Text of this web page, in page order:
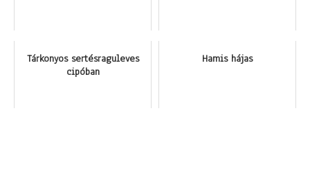
Tárkonyos sertésraguleves
cipóban
Hamis hájas